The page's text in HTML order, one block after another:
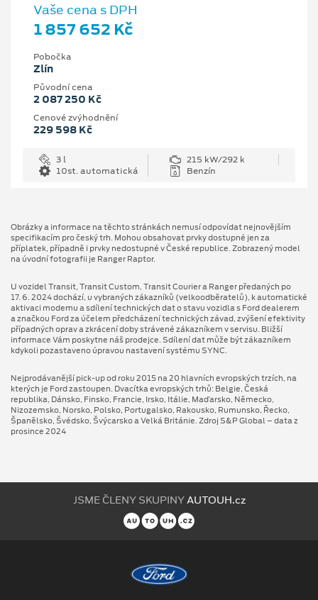
Vaše cena s DPH
1 857 652 Kč
Pobočka
Zlín
Původní cena
2 087 250 Kč
Cenové zvýhodnění
229 598 Kč
3 l
215 kW/292 k
10st. automatická
Benzín
Obrázky a informace na těchto stránkách nemusí odpovídat nejnovějším
specifikacím pro český trh. Mohou obsahovat prvky dostupné jen za
příplatek, případně i prvky nedostupné v České republice. Zobrazený model
na úvodní fotografii je Ranger Raptor.
U vozidel Transit, Transit Custom, Transit Courier a Ranger předaných po
17. 6. 2024 dochází, u vybraných zákazníků (velkoodběratelů), k automatické
aktivaci modemu a sdílení technických dat o stavu vozidla s Ford dealerem
a značkou Ford za účelem předcházení technických závad, zvýšení efektivity
případných oprav a zkrácení doby strávené zákazníkem v servisu. Bližší
informace Vám poskytne náš prodejce. Sdílení dat může být zákazníkem
kdykoli pozastaveno úpravou nastavení systému SYNC.
Nejprodávanější pick-up od roku 2015 na 20 hlavních evropských trzích, na
kterých je Ford zastoupen. Dvacítka evropských trhů: Belgie, Česká
republika, Dánsko, Finsko, Francie, Irsko, Itálie, Maďarsko, Německo,
Nizozemsko, Norsko, Polsko, Portugalsko, Rakousko, Rumunsko, Řecko,
Španělsko, Švédsko, Švýcarsko a Velká Británie. Zdroj S&P Global – data z
prosince 2024
JSME ČLENY SKUPINYAUTOUH.cz